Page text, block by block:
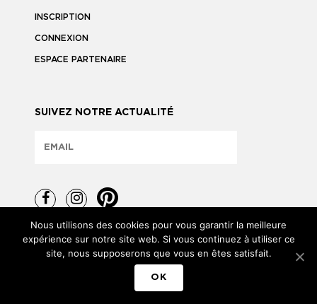
INSCRIPTION
CONNEXION
ESPACE PARTENAIRE
SUIVEZ NOTRE ACTUALITÉ
TOUS DROITS RÉSERVÉS © 2026
Nous utilisons des cookies pour vous garantir la meilleure
expérience sur notre site web. Si vous continuez à utiliser ce
site, nous supposerons que vous en êtes satisfait.
OK